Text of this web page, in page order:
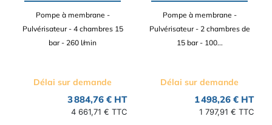
Pompe à membrane -
Pulvérisateur - 4 chambres 15
bar - 260 l/min
Délai sur demande
3 884,76 € HT
4 661,71 € TTC
Pompe à membrane -
Pulvérisateur - 2 chambres de
15 bar - 100...
Délai sur demande
1 498,26 € HT
1 797,91 € TTC